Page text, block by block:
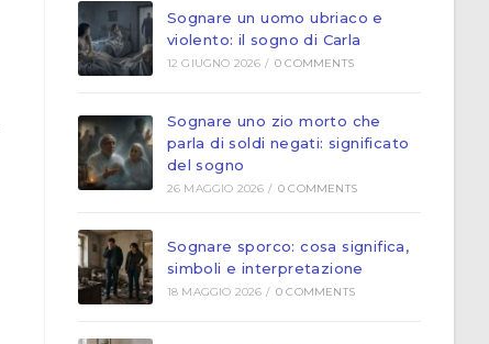
Sognare un uomo ubriaco e
violento: il sogno di Carla
12 GIUGNO 2026 / 0 COMMENTS
Sognare uno zio morto che
parla di soldi negati: significato
del sogno
26 MAGGIO 2026 / 0 COMMENTS
Sognare sporco: cosa significa,
simboli e interpretazione
18 MAGGIO 2026 / 0 COMMENTS